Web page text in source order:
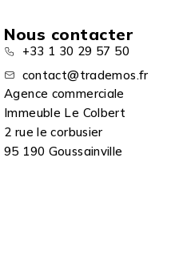
Nous contacter
+33 1 30 29 57 50
contact@trademos.fr
Agence commerciale
Immeuble Le Colbert
2 rue le corbusier
95 190 Goussainville